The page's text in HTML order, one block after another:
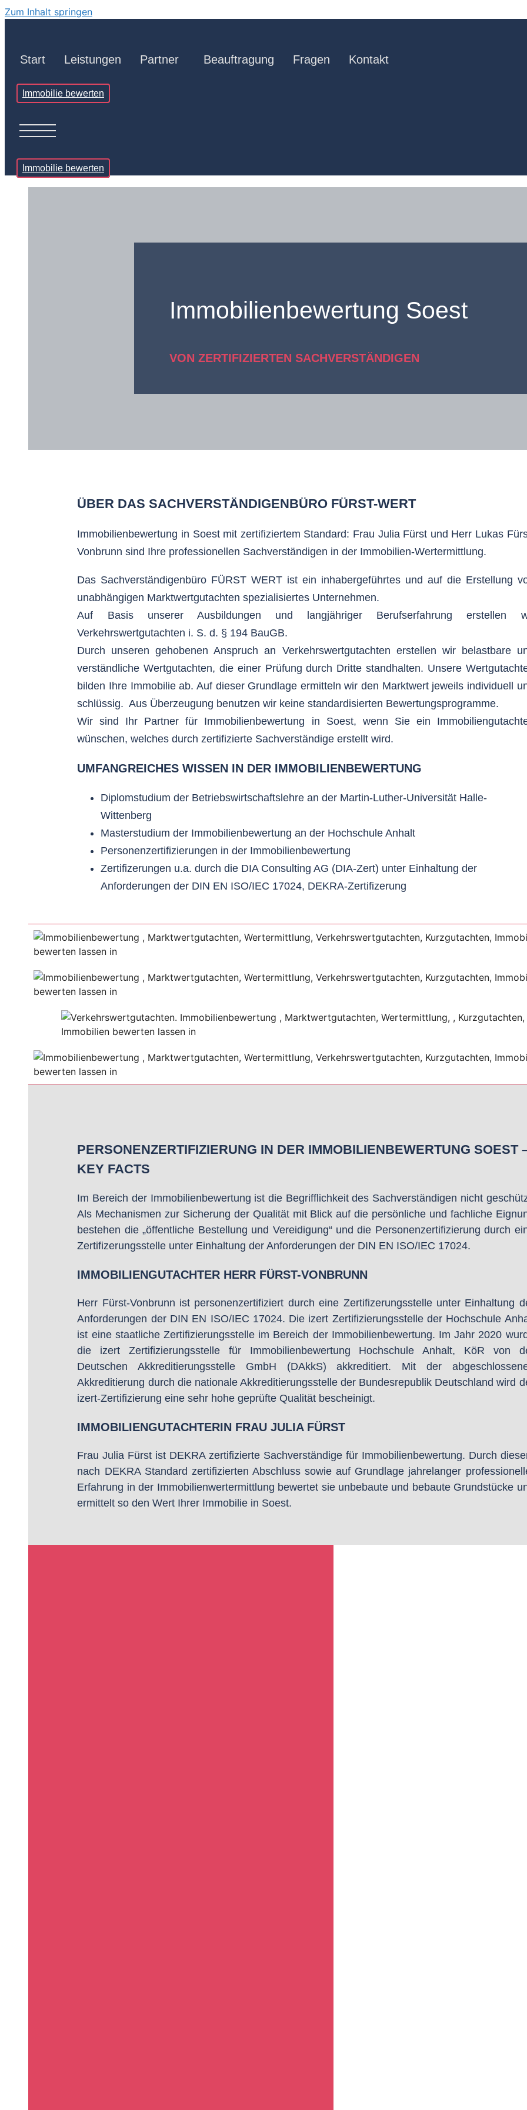
Zum Inhalt springen
Start Leistungen Partner Beauftragung Fragen Kontakt
Immobilie bewerten
Immobilie bewerten
Immobilienbewertung Soest
VON ZERTIFIZIERTEN SACHVERSTÄNDIGEN
ÜBER DAS SACHVERSTÄNDIGENBÜRO FÜRST-WERT
Immobilienbewertung in Soest mit zertifiziertem Standard: Frau Julia Fürst und Herr Lukas
Vonbrunn sind Ihre professionellen Sachverständigen in der Immobilien-Wertermittlung.
Das Sachverständigenbüro FÜRST WERT ist ein inhabergeführtes und auf die Erstellung
unabhängigen Marktwertgutachten spezialisiertes Unternehmen.
Auf Basis unserer Ausbildungen und langjähriger Berufserfahrung erstellen
Verkehrswertgutachten i. S. d. § 194 BauGB.
Durch unseren gehobenen Anspruch an Verkehrswertgutachten erstellen wir belastbare
verständliche Wertgutachten, die einer Prüfung durch Dritte standhalten. Unsere
bilden Ihre Immobilie ab. Auf dieser Grundlage ermitteln wir den Marktwert jeweils individuell
schlüssig. Aus Überzeugung benutzen wir keine standardisierten Bewertungsprogramme.
Wir sind Ihr Partner für Immobilienbewertung in Soest, wenn Sie ein
wünschen, welches durch zertifizierte Sachverständige erstellt wird.
UMFANGREICHES WISSEN IN DER IMMOBILIENBEWERTUNG
Diplomstudium der Betriebswirtschaftslehre an der Martin-Luther-Universität Halle-
Wittenberg
Masterstudium der Immobilienbewertung an der Hochschule Anhalt
Personenzertifizierungen in der Immobilienbewertung
Zertifizerungen u.a. durch die DIA Consulting AG (DIA-Zert) unter Einhaltung der
Anforderungen der DIN EN ISO/IEC 17024, DEKRA-Zertifizerung
PERSONENZERTIFIZIERUNG IN DER IMMOBILIENBEWERTUNG SOEST
KEY FACTS
Im Bereich der Immobilienbewertung ist die Begrifflichkeit des Sachverständigen nicht
Als Mechanismen zur Sicherung der Qualität mit Blick auf die persönliche und fachliche
bestehen die „öffentliche Bestellung und Vereidigung“ und die Personenzertifizierung durch
Zertifizerungsstelle unter Einhaltung der Anforderungen der DIN EN ISO/IEC 17024.
IMMOBILIENGUTACHTER HERR FÜRST-VONBRUNN
Herr Fürst-Vonbrunn ist personenzertifiziert durch eine Zertifizerungsstelle unter Einhaltung
Anforderungen der DIN EN ISO/IEC 17024. Die izert Zertifizierungsstelle der Hochschule
ist eine staatliche Zertifizierungsstelle im Bereich der Immobilienbewertung. Im Jahr 2020
die izert Zertifizierungsstelle für Immobilienbewertung Hochschule Anhalt, KöR von
Deutschen Akkreditierungsstelle GmbH (DAkkS) akkreditiert. Mit der
Akkreditierung durch die nationale Akkreditierungsstelle der Bundesrepublik Deutschland wird
izert-Zertifizierung eine sehr hohe geprüfte Qualität bescheinigt.
IMMOBILIENGUTACHTERIN FRAU JULIA FÜRST
Frau Julia Fürst ist DEKRA zertifizierte Sachverständige für Immobilienbewertung. Durch
nach DEKRA Standard zertifizierten Abschluss sowie auf Grundlage jahrelanger
Erfahrung in der Immobilienwertermittlung bewertet sie unbebaute und bebaute Grundstücke
ermittelt so den Wert Ihrer Immobilie in Soest.